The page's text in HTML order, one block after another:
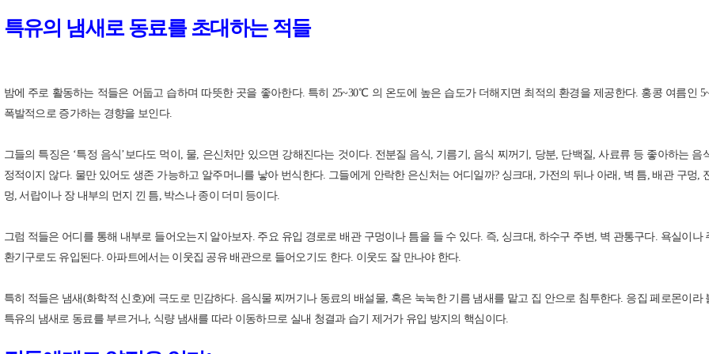
특유의 냄새로 동료를 초대하는 적들
밤에 주로 활동하는 적들은 어둡고 습하며 따뜻한 곳을 좋아한다. 특히 25~30℃ 의 온도에 높은 습도가 더해지면 최적의 환경을 제공한다. 홍콩 여름인
폭발적으로 증가하는 경향을 보인다.
그들의 특징은 ‘특정 음식’보다도 먹이, 물, 은신처만 있으면 강해진다는 것이다. 전분질 음식, 기름기, 음식 찌꺼기, 당분, 단백질, 사료류 등 좋아하는 음
정적이지 않다. 물만 있어도 생존 가능하고 알주머니를 낳아 번식한다. 그들에게 안락한 은신처는 어디일까? 싱크대, 가전의 뒤나 아래, 벽 틈, 배관 구멍,
멍, 서랍이나 장 내부의 먼지 낀 틈, 박스나 종이 더미 등이다.
그럼 적들은 어디를 통해 내부로 들어오는지 알아보자. 주요 유입 경로로 배관 구멍이나 틈을 들 수 있다. 즉, 싱크대, 하수구 주변, 벽 관통구다. 욕실이나
환기구로도 유입된다. 아파트에서는 이웃집 공유 배관으로 들어오기도 한다. 이웃도 잘 만나야 한다.
특히 적들은 냄새(화학적 신호)에 극도로 민감하다. 음식물 찌꺼기나 동료의 배설물, 혹은 눅눅한 기름 냄새를 맡고 집 안으로 침투한다. 응집 페로몬이라
특유의 냄새로 동료를 부르거나, 식량 냄새를 따라 이동하므로 실내 청결과 습기 제거가 유입 방지의 핵심이다.